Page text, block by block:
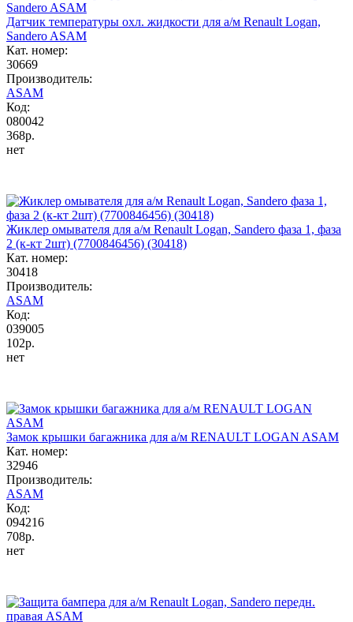
Датчик температуры охл. жидкости для а/м Renault Logan,
Sandero ASAM
Кат. номер:
30669
Производитель:
ASAM
Код:
080042
368р.
нет
Жиклер омывателя для а/м Renault Logan, Sandero фаза 1, фаза
2 (к-кт 2шт) (7700846456) (30418)
Кат. номер:
30418
Производитель:
ASAM
Код:
039005
102р.
нет
Замок крышки багажника для а/м RENAULT LOGAN ASAM
Кат. номер:
32946
Производитель:
ASAM
Код:
094216
708р.
нет